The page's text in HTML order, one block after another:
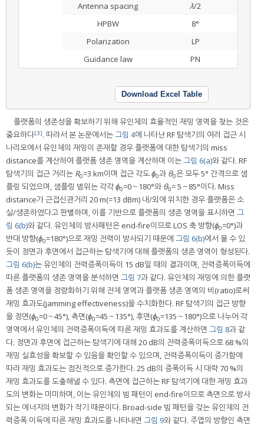
Antenna spacing
λ/2
HPBW
8°
Polarization
LP
Guidance law
PN
Download Excel Table
플랫폼의 생존성을 확보하기 위해 유인체의 효율적인 재밍 영역을 찾는 것은
중요하다[3]. 따라서 본 논문에서는그림 4에 나타난 RF 탐색기의 여러 접근 시
나리오에서 유인체의 재밍이 존재할 경우 플랫폼에 대한 탐색기의 miss
distance를 계산하여 플랫폼 생존 영역을 계산하며 이는그림 6(a)와 같다. RF
탐색기의 접근 거리는 R0=3 km이며 접근 각도ϕ0과 θ0은 모두 5° 간격으로 샘
플링 되었으며, 샘플링 범위는 각각ϕ0=0～180°와 θ0= 5～85°이다. Miss
distance가 근접신관거리 20 m(=13 dBm) 내/외에 위치한 경우 플랫폼은 소
실/생존하였다고 판별하며, 이를 기반으로 플랫폼의 생존 영역을 표시하면 그
림 6(b)와 같다. 유인체의 방사패턴은 end-fire이므로 LOS 축 방향(ϕ0=0°)과
반대 방향(ϕ0=180°)으로 재밍 전력이 방사되기 때문에 그림 6(b)에서 볼 수 있
듯이 정면과 후면에서 접근하는 탐색기에 대해 플랫폼의 생존 영역이 형성된다.
그림 6(b)는 유인체의 전력증폭이득이 15 dB일 때의 결과이며, 전력증폭이득에
따른 플랫폼의 생존 영역을 분석하면 그림 7과 같다. 유인체의 재밍에 의한 플랫
폼 생존 영역을 정량화하기 위해 전체 영역과 플랫폼 생존 영역의 비(ratio)로써
재밍 효과도(jamming effectiveness)을 수치화한다. RF 탐색기의 접근 방향
을 정면(ϕ0=0～45°), 측면(ϕ0=45～135°), 후면(ϕ0=135～180°)으로 나누어 각
영역에서 유인체의 전력증폭이득에 따른 재밍 효과도를 계산하면 그림 8과 같
다. 정면과 후면에 접근하는 탐색기에 대해 20 dB의 전력증폭이득으로 68 %의
재밍 실효성을 확보할 수 있음을 확인할 수 있으며, 전력증폭이득이 증가함에
따라 재밍 효과도는 점진적으로 증가한다. 25 dB의 증폭이득 시 대략 70 %의
재밍 효과도를 도출해낼 수 있다. 측면에 접근하는 RF 탐색기에 대한 재밍 효과
도의 변화는 미미하며, 이는 유인체의 빔 패턴이 end-fire이므로 측면으로 방사
되는 에너지의 변화가 작기 때문이다. Broad-side 빔 패턴을 갖는 유인체의 전
력증폭 이득에 따른 재밍 효과도를 나타내면 그림 9와 같다. 주엽의 방향인 측면